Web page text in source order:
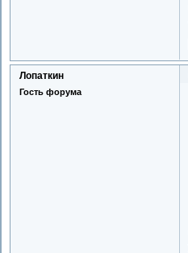
Лопаткин
Гость форума